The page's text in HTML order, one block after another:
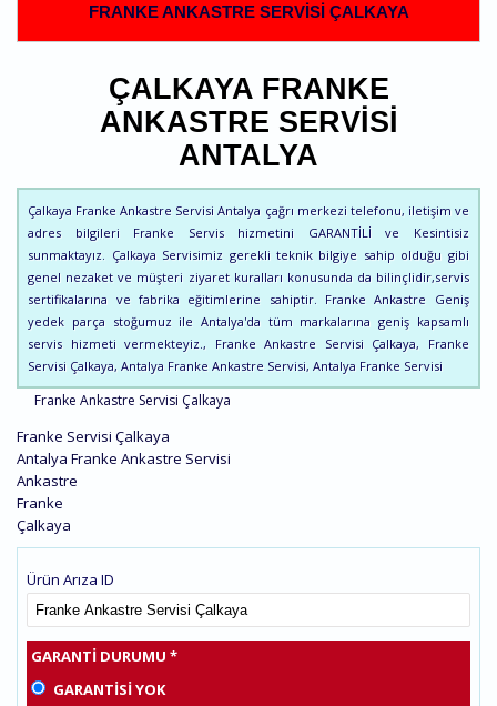
FRANKE ANKASTRE SERVISI ÇALKAYA
ÇALKAYA FRANKE
ANKASTRE SERVISI
ANTALYA
Çalkaya Franke Ankastre Servisi Antalya çağrı merkezi telefonu, iletişim ve
adres bilgileri Franke Servis hizmetini GARANTİLİ ve Kesintisiz
sunmaktayız. Çalkaya Servisimiz gerekli teknik bilgiye sahip olduğu gibi
genel nezaket ve müşteri ziyaret kuralları konusunda da bilinçlidir,servis
sertifikalarına ve fabrika eğitimlerine sahiptir. Franke Ankastre Geniş
yedek parça stoğumuz ile Antalya'da tüm markalarına geniş kapsamlı
servis hizmeti vermekteyiz., Franke Ankastre Servisi Çalkaya, Franke
Servisi Çalkaya, Antalya Franke Ankastre Servisi, Antalya Franke Servisi
Franke Ankastre Servisi Çalkaya
Franke Servisi Çalkaya
Antalya Franke Ankastre Servisi
Ankastre
Franke
Çalkaya
Ürün Arıza ID
GARANTI DURUMU*
GARANTISI YOK